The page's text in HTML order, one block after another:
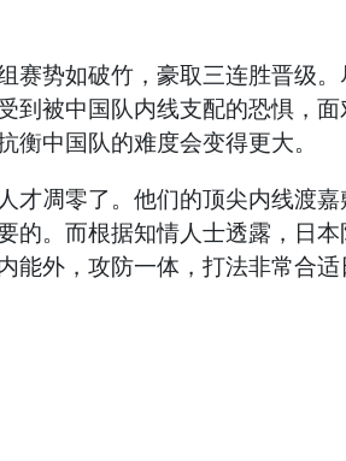
赛势如破竹，豪取三连胜晋级
到被中国队内线支配的恐惧，
衡中国队的难度会变得更大。
才凋零了。他们的顶尖内线渡
的。而根据知情人士透露，日
能外，攻防一体，打法非常合适